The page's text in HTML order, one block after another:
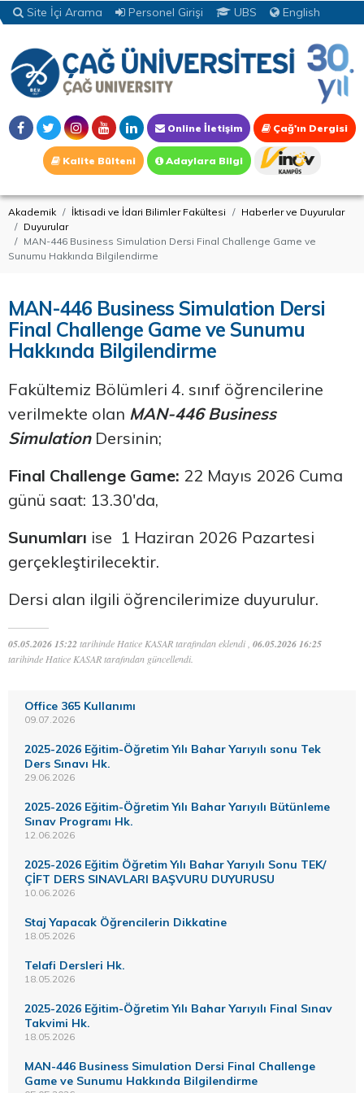
Site İçi Arama Personel Girişi UBS English
Online İletişim Çağ'ın Dergisi
Kalite Bülteni Adaylara Bilgi
Akademik İktisadi ve İdari Bilimler Fakültesi
Haberler ve Duyurular
Duyurular
MAN-446 Business Simulation Dersi Final Challenge Game ve
Sunumu Hakkında Bilgilendirme
MAN-446 Business Simulation Dersi
Final Challenge Game ve Sunumu
Hakkında Bilgilendirme
Fakültemiz Bölümleri 4. sınıf öğrencilerine
verilmekte olan MAN-446 Business
SimulationDersinin;
Final Challenge Game: 22 Mayıs 2026 Cuma
günü saat: 13.30'da,
Sunumları ise 1 Haziran 2026 Pazartesi
gerçekleştirilecektir.
Dersi alan ilgili öğrencilerimize duyurulur.
05.05.2026 15:22tarihinde Hatice KASAR tarafından eklendi , 06.05.2026 16:25
tarihinde Hatice KASAR tarafından güncellendi.
Office 365 Kullanımı
09.07.2026
2025-2026 Eğitim-Öğretim Yılı Bahar Yarıyılı sonu Tek
Ders Sınavı Hk.
29.06.2026
2025-2026 Eğitim-Öğretim Yılı Bahar Yarıyılı Bütünleme
Sınav Programı Hk.
12.06.2026
2025-2026 Eğitim Öğretim Yılı Bahar Yarıyılı Sonu TEK/
ÇİFT DERS SINAVLARI BAŞVURU DUYURUSU
10.06.2026
Staj Yapacak Öğrencilerin Dikkatine
18.05.2026
Telafi Dersleri Hk.
18.05.2026
2025-2026 Eğitim-Öğretim Yılı Bahar Yarıyılı Final Sınav
Takvimi Hk.
18.05.2026
MAN-446 Business Simulation Dersi Final Challenge
Game ve Sunumu Hakkında Bilgilendirme